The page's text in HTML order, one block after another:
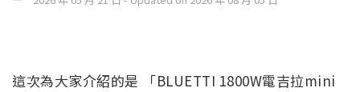
這次為大家介紹的是 「BLUETTI 1800W電吉拉mini